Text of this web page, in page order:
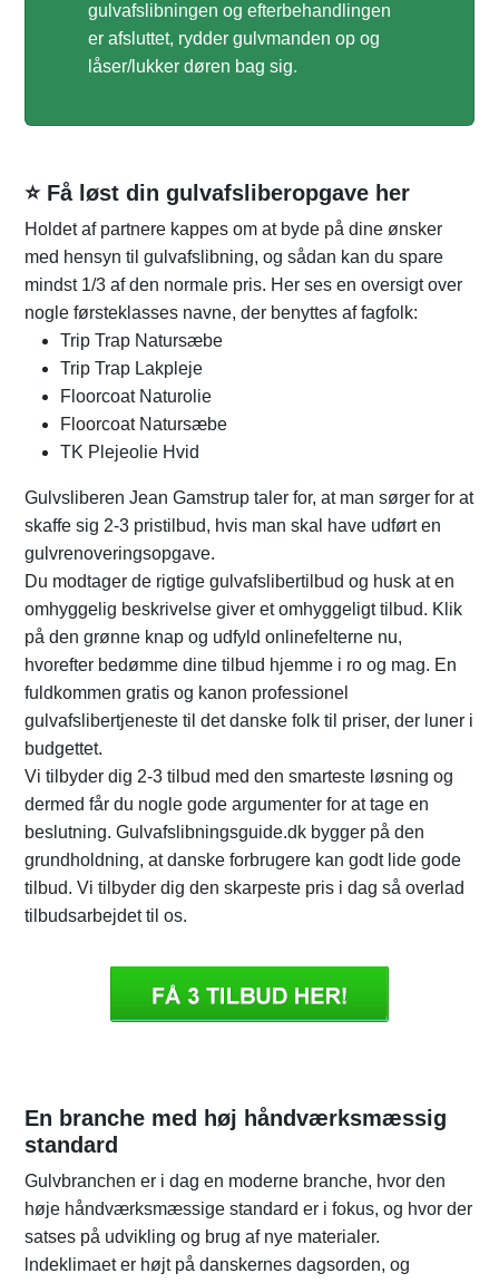
gulvafslibningen og efterbehandlingen
er afsluttet, rydder gulvmanden op og
låser/lukker døren bag sig.
⭐ Få løst din gulvafsliberopgave her
Holdet af partnere kappes om at byde på dine ønsker
med hensyn til gulvafslibning, og sådan kan du spare
mindst 1/3 af den normale pris. Her ses en oversigt over
nogle førsteklasses navne, der benyttes af fagfolk:
Trip Trap Natursæbe
Trip Trap Lakpleje
Floorcoat Naturolie
Floorcoat Natursæbe
TK Plejeolie Hvid
Gulvsliberen Jean Gamstrup taler for, at man sørger for at
skaffe sig 2-3 pristilbud, hvis man skal have udført en
gulvrenoveringsopgave.
Du modtager de rigtige gulvafslibertilbud og husk at en
omhyggelig beskrivelse giver et omhyggeligt tilbud. Klik
på den grønne knap og udfyld onlinefelterne nu,
hvorefter bedømme dine tilbud hjemme i ro og mag. En
fuldkommen gratis og kanon professionel
gulvafslibertjeneste til det danske folk til priser, der luner i
budgettet.
Vi tilbyder dig 2-3 tilbud med den smarteste løsning og
dermed får du nogle gode argumenter for at tage en
beslutning. Gulvafslibningsguide.dk bygger på den
grundholdning, at danske forbrugere kan godt lide gode
tilbud. Vi tilbyder dig den skarpeste pris i dag så overlad
tilbudsarbejdet til os.
En branche med høj håndværksmæssig
standard
Gulvbranchen er i dag en moderne branche, hvor den
høje håndværksmæssige standard er i fokus, og hvor der
satses på udvikling og brug af nye materialer.
lndeklimaet er højt på danskernes dagsorden, og